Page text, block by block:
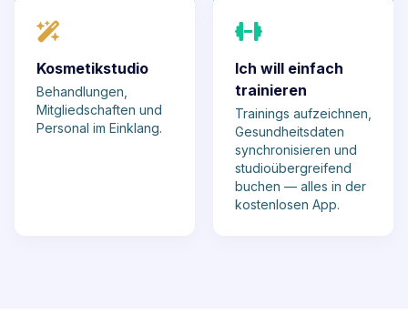
Kosmetikstudio
Behandlungen,
Mitgliedschaften und
Personal im Einklang.
Ich will einfach
trainieren
Trainings aufzeichnen,
Gesundheitsdaten
synchronisieren und
studioübergreifend
buchen — alles in der
kostenlosen App.